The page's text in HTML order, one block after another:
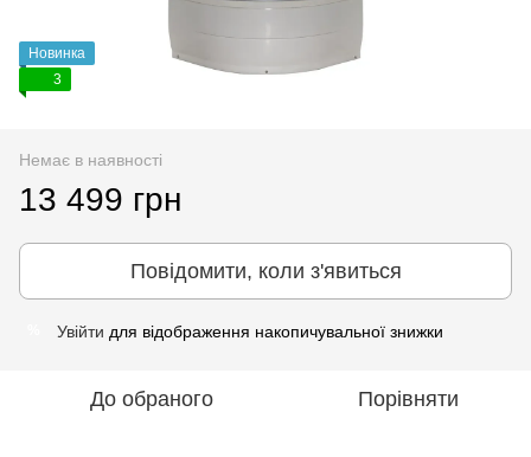
Новинка
3
Немає в наявності
13 499 грн
Повідомити, коли з'явиться
Увійти для відображення накопичувальної знижки
До обраного Порівняти